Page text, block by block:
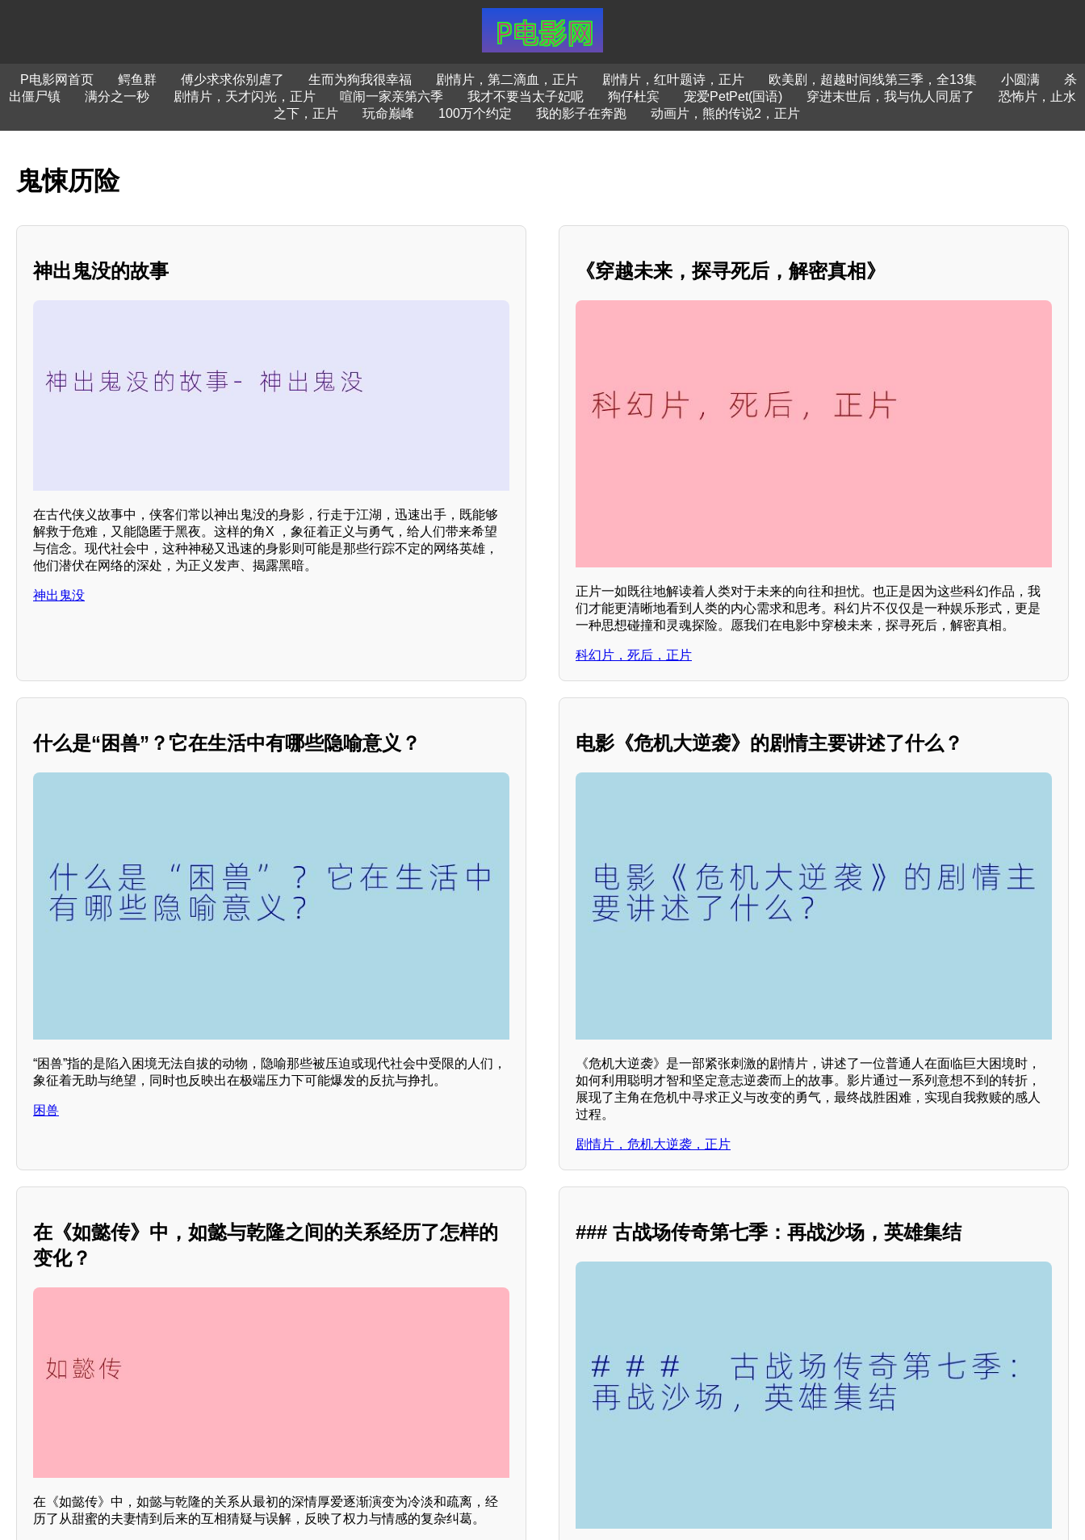
P电影网首页 鳄鱼群 傅少求求你别虐了 生而为狗我很幸福 剧情片，第二滴血，正片 剧情片，红叶题诗，正片 欧美剧，超越时间线第三季，全13集 小圆满
杀
出僵尸镇
满分之一秒 剧情片，天才闪光，正片 喧闹一家亲第六季 我才不要当太子妃呢 狗仔杜宾 宠爱PetPet(国语) 穿进末世后，我与仇人同居了
恐怖片，止水
之下，正片
玩命巅峰 100万个约定 我的影子在奔跑 动画片，熊的传说2，正片
鬼悚历险
神出鬼没的故事
在古代侠义故事中，侠客们常以神出鬼没的身影，行走于江湖，迅速出手，既能够
解救于危难，又能隐匿于黑夜。这样的角X ，象征着正义与勇气，给人们带来希望
与信念。现代社会中，这种神秘又迅速的身影则可能是那些行踪不定的网络英雄，
他们潜伏在网络的深处，为正义发声、揭露黑暗。
神出鬼没
《穿越未来，探寻死后，解密真相》
正片一如既往地解读着人类对于未来的向往和担忧。也正是因为这些科幻作品，我
们才能更清晰地看到人类的内心需求和思考。科幻片不仅仅是一种娱乐形式，更是
一种思想碰撞和灵魂探险。愿我们在电影中穿梭未来，探寻死后，解密真相。
科幻片，死后，正片
什么是“困兽”？它在生活中有哪些隐喻意义？
“困兽”指的是陷入困境无法自拔的动物，隐喻那些被压迫或现代社会中受限的人们，
象征着无助与绝望，同时也反映出在极端压力下可能爆发的反抗与挣扎。
困兽
电影《危机大逆袭》的剧情主要讲述了什么？
《危机大逆袭》是一部紧张刺激的剧情片，讲述了一位普通人在面临巨大困境时，
如何利用聪明才智和坚定意志逆袭而上的故事。影片通过一系列意想不到的转折，
展现了主角在危机中寻求正义与改变的勇气，最终战胜困难，实现自我救赎的感人
过程。
剧情片，危机大逆袭，正片
在《如懿传》中，如懿与乾隆之间的关系经历了怎样的
变化？
在《如懿传》中，如懿与乾隆的关系从最初的深情厚爱逐渐演变为冷淡和疏离，经
历了从甜蜜的夫妻情到后来的互相猜疑与误解，反映了权力与情感的复杂纠葛。
### 古战场传奇第七季：再战沙场，英雄集结